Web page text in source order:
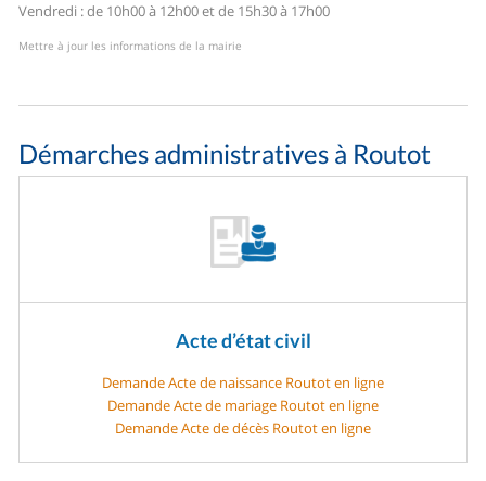
Vendredi : de 10h00 à 12h00 et de 15h30 à 17h00
Mettre à jour les informations de la mairie
Démarches administratives à Routot
Acte d’état civil
Demande Acte de naissance Routot en ligne
Demande Acte de mariage Routot en ligne
Demande Acte de décès Routot en ligne